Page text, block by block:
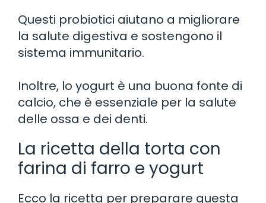
Questi probiotici aiutano a migliorare
la salute digestiva e sostengono il
sistema immunitario.
Inoltre, lo yogurt è una buona fonte di
calcio, che è essenziale per la salute
delle ossa e dei denti.
La ricetta della torta con
farina di farro e yogurt
Ecco la ricetta per preparare questa